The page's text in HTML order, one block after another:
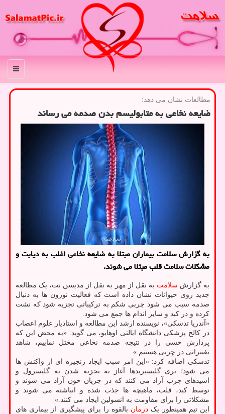
منو
مطالعات نشان می دهد؛
ضایعه نخاعی به متابولیسم بدن صدمه می رساند
به گزارش سلامت بیماران مبتلا به ضایعه نخاعی اغلب به دیابت و
مشکلات سلامت قلب مبتلا می شوند.
به گزارش سلامت به نقل از مهر به نقل از مدیسن نت، یک مطالعه
جدید روی حیوانات نشان داده است که فعالیت نورون ها به دنبال
صدمه سبب می شود چربی شکم به ترکیباتی تجزیه شود که نشت
کرده و در کبد و سایر اندام ها جمع می شود.
«آندریا تدسکی»، نویسنده ارشد این مطالعه و استادیار علوم اعصاب
در کالج پزشکی دانشگاه ایالتی اوهایو، می گوید: «به محض این که
پردازش حسی را در نتیجه صدمه نخاعی مختل نماییم، شاهد
تغییراتی در چربی هستیم.»
تدسکی اضافه کرد: «این امر سبب ایجاد زنجیره ای از واکنش ها
می شود؛ تری گلیسیریدها آغاز به تجزیه شدن به گلیسرول و
اسیدهای چرب آزاد می کنند که در جریان خون آزاد می شوند و
توسط کبد، قلب، ماهیچه ها جذب شده و انباشته می شوند و
مشکلاتی را برای مقاومت به انسولین ایجاد می کنند.»
این تیم همینطور یک درمان بالقوه را برای پیشگیری از بیماری های